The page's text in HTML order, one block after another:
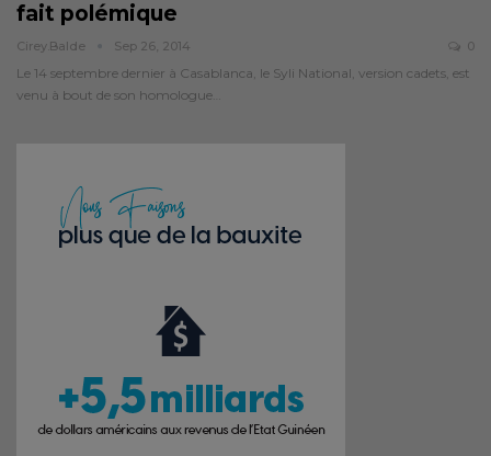
fait polémique
Cirey.balde Sep 26, 2014 0
Le 14 septembre dernier à Casablanca, le Syli National, version cadets, est
venu à bout de son homologue…